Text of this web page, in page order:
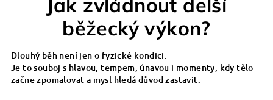
Jak zvládnout delší
běžecký výkon?
Dlouhý běh není jen o fyzické kondici.
Je to souboj s hlavou, tempem, únavou i momenty, kdy tělo
začne zpomalovat a mysl hledá důvod zastavit.